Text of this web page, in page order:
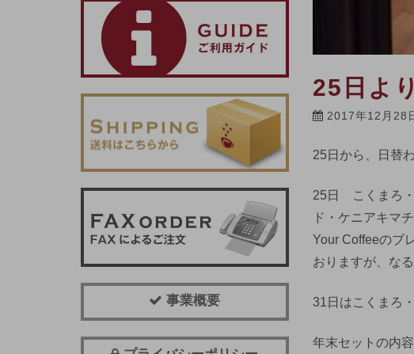
25日よ
2017年12月28
25日から、日替
25日 こくまろ
ド・ケニアキマ
Your Coffeeのブ
おりますが、な
31日はこくまろ
年末セットの内
事業概要